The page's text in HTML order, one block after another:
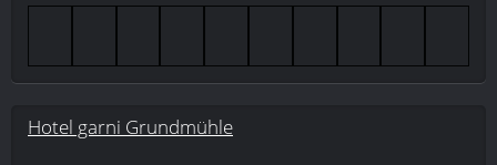
Hotel garni Grundmühle